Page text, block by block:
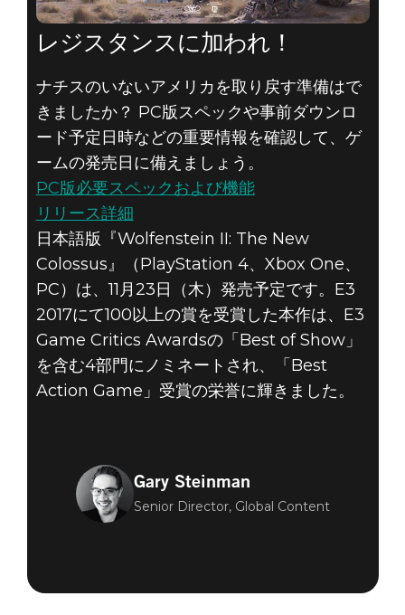
レジスタンスに加われ！
ナチスのいないアメリカを取り戻す準備はで
きましたか？ PC版スペックや事前ダウンロ
ード予定日時などの重要情報を確認して、ゲ
ームの発売日に備えましょう。
PC版必要スペックおよび機能
リリース詳細
日本語版『Wolfenstein II: The New
Colossus』（PlayStation 4、Xbox One、
PC）は、11月23日（木）発売予定です。E3
2017にて100以上の賞を受賞した本作は、E3
Game Critics Awardsの「Best of Show」
を含む4部門にノミネートされ、「Best
Action Game」受賞の栄誉に輝きました。
Gary Steinman
Senior Director, Global Content